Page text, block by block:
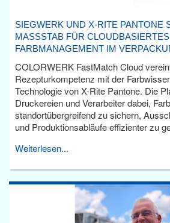
SIEGWERK UND X-RITE PANTONE
MASSSTAB FÜR CLOUDBASIERTES F
ARBMANAGEMENT IM
COLORWERK FastMatch Cloud
Rezepturkompetenz mit der
Technologie von X-Rite Pantone. Die
Druckereien und Verarbeiter dabei,
standortübergreifend zu sichern,
und Produktionsabläufe effizienter zu
Weiterlesen...